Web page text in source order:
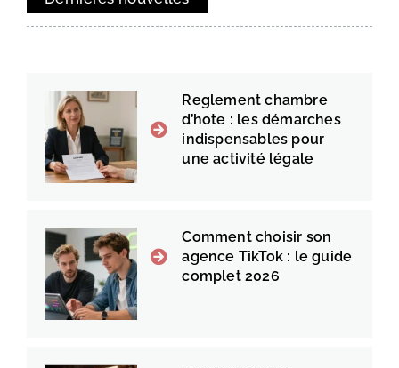
Reglement chambre
d’hote : les démarches
indispensables pour
une activité légale
Comment choisir son
agence TikTok : le guide
complet 2026